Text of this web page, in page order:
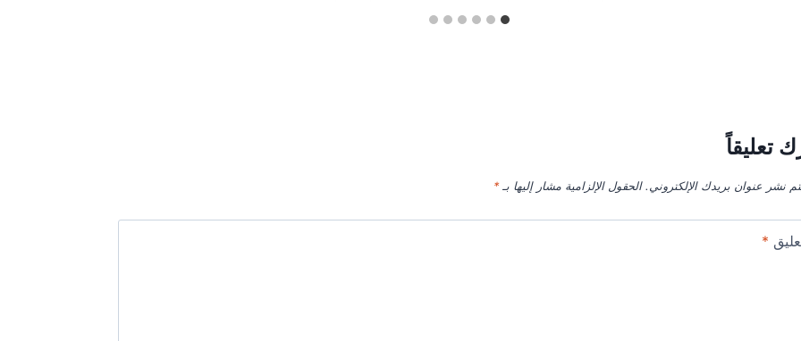
تعليقاً
نشر عنوان بريدك الإلكتروني. الحقول الإلزامية مشار إليها بـ*
*